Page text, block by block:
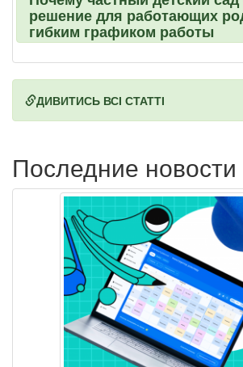
решение для работающих
гибким графиком работы
ДИВИТИСЬ ВСІ СТАТТІ
Последние новости